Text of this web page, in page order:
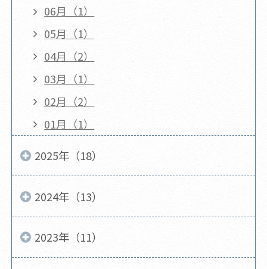
06月（1）
05月（1）
04月（2）
03月（1）
02月（2）
01月（1）
2025年（18）
2024年（13）
2023年（11）